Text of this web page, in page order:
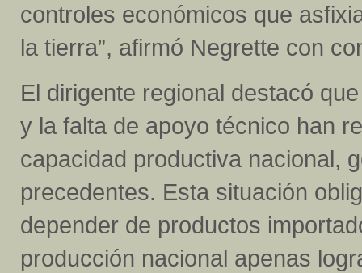
controles económicos que
la tierra”, afirmó Negrette con
El dirigente regional destacó
y la falta de apoyo técnico han
capacidad productiva nacional,
precedentes. Esta situación
depender de productos
producción nacional apenas